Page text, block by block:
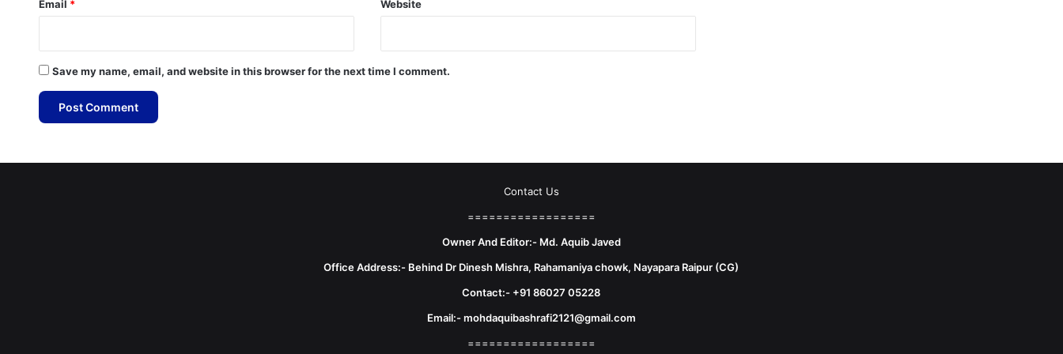
Email * Website
Save my name, email, and website in this browser for the next time I comment.
Contact Us
==================
Owner And Editor:- Md. Aquib Javed
Office Address:- Behind Dr Dinesh Mishra, Rahamaniya chowk, Nayapara Raipur (CG)
Contact:- +91 86027 05228
Email:- mohdaquibashrafi2121@gmail.com
==================